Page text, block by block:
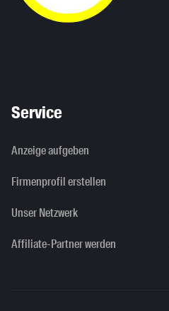
Service
Anzeige aufgeben
Firmenprofil erstellen
Unser Netzwerk
Affiliate-Partner werden